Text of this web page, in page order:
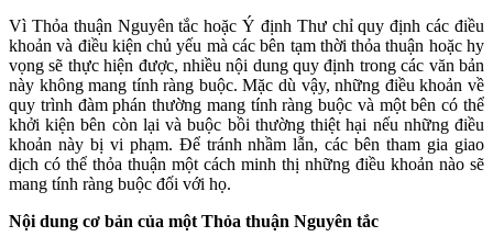
Vì Thỏa thuận Nguyên tắc hoặc Ý định Thư chỉ quy định các điều
khoản và điều kiện chủ yếu mà các bên tạm thời thỏa thuận hoặc hy
vọng sẽ thực hiện được, nhiều nội dung quy định trong các văn bản
này không mang tính ràng buộc. Mặc dù vậy, những điều khoản về
quy trình đàm phán thường mang tính ràng buộc và một bên có thể
khởi kiện bên còn lại và buộc bồi thường thiệt hại nếu những điều
khoản này bị vi phạm. Để tránh nhầm lẫn, các bên tham gia giao
dịch có thể thỏa thuận một cách minh thị những điều khoản nào sẽ
mang tính ràng buộc đối với họ.
Nội dung cơ bản của một Thỏa thuận Nguyên tắc